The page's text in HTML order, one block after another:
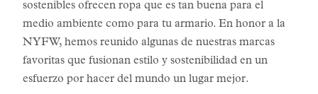
sostenibles ofrecen ropa que es tan buena para el
medio ambiente como para tu armario. En honor a la
NYFW, hemos reunido algunas de nuestras marcas
favoritas que fusionan estilo y sostenibilidad en un
esfuerzo por hacer del mundo un lugar mejor.